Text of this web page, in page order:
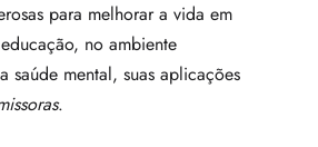
para melhorar a vida em
no ambiente
saúde mental, suas aplicações
.